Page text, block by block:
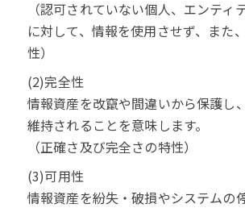
（認可されていない個人、エンティ
に対して、情報を使用させず、また
性）
(2)完全性
情報資産を改竄や間違いから保護し
維持されることを意味します。
（正確さ及び完全さの特性）
(3)可用性
情報資産を紛失・破損やシステムの